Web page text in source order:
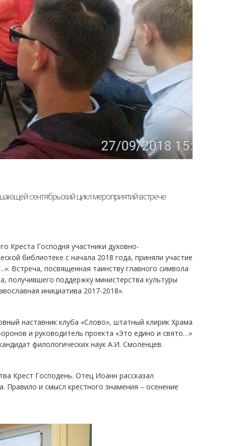
сентябрьский цикл мероприятий встрече
Креста Господня участники духовно-
библиотеке с начала 2018 года, приняли участие
Встреча, посвященная таинству главного символа
получившего поддержку министерства культуры
инициатива 2017-2018».
наставник клуба «Слово», штатный клирик Храма
и руководитель проекта «Это едино и свято…»
филологических наук А.И. Смоленцев.
Крест Господень. Отец Иоанн рассказал
и смысл крестного знамения – осенение